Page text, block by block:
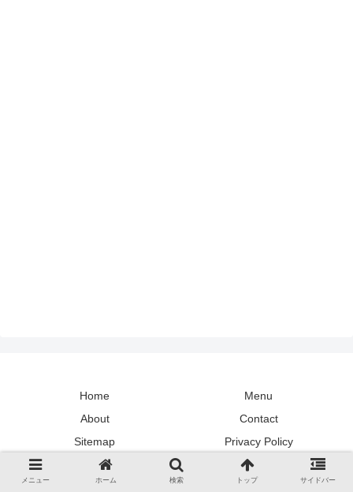
Home
Menu
About
Contact
Sitemap
Privacy Policy
Copyright © 2020 keikei blog All Rights Reserved.
メニュー ホーム 検索 トップ サイドバー